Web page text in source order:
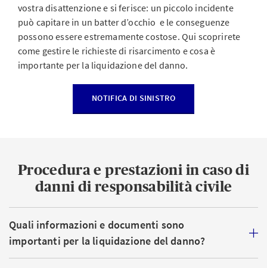
vostra disattenzione e si ferisce: un piccolo incidente
può capitare in un batter d’occhio e le conseguenze
possono essere estremamente costose. Qui scoprirete
come gestire le richieste di risarcimento e cosa è
importante per la liquidazione del danno.
NOTIFICA DI SINISTRO
Procedura e prestazioni in caso di
danni di responsabilità civile
Quali informazioni e documenti sono
importanti per la liquidazione del danno?